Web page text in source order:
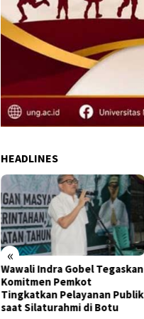
HEADLINES
«
Wawali Indra Gobel Tegaskan
Komitmen Pemkot
Tingkatkan Pelayanan Publik
saat Silaturahmi di Botu